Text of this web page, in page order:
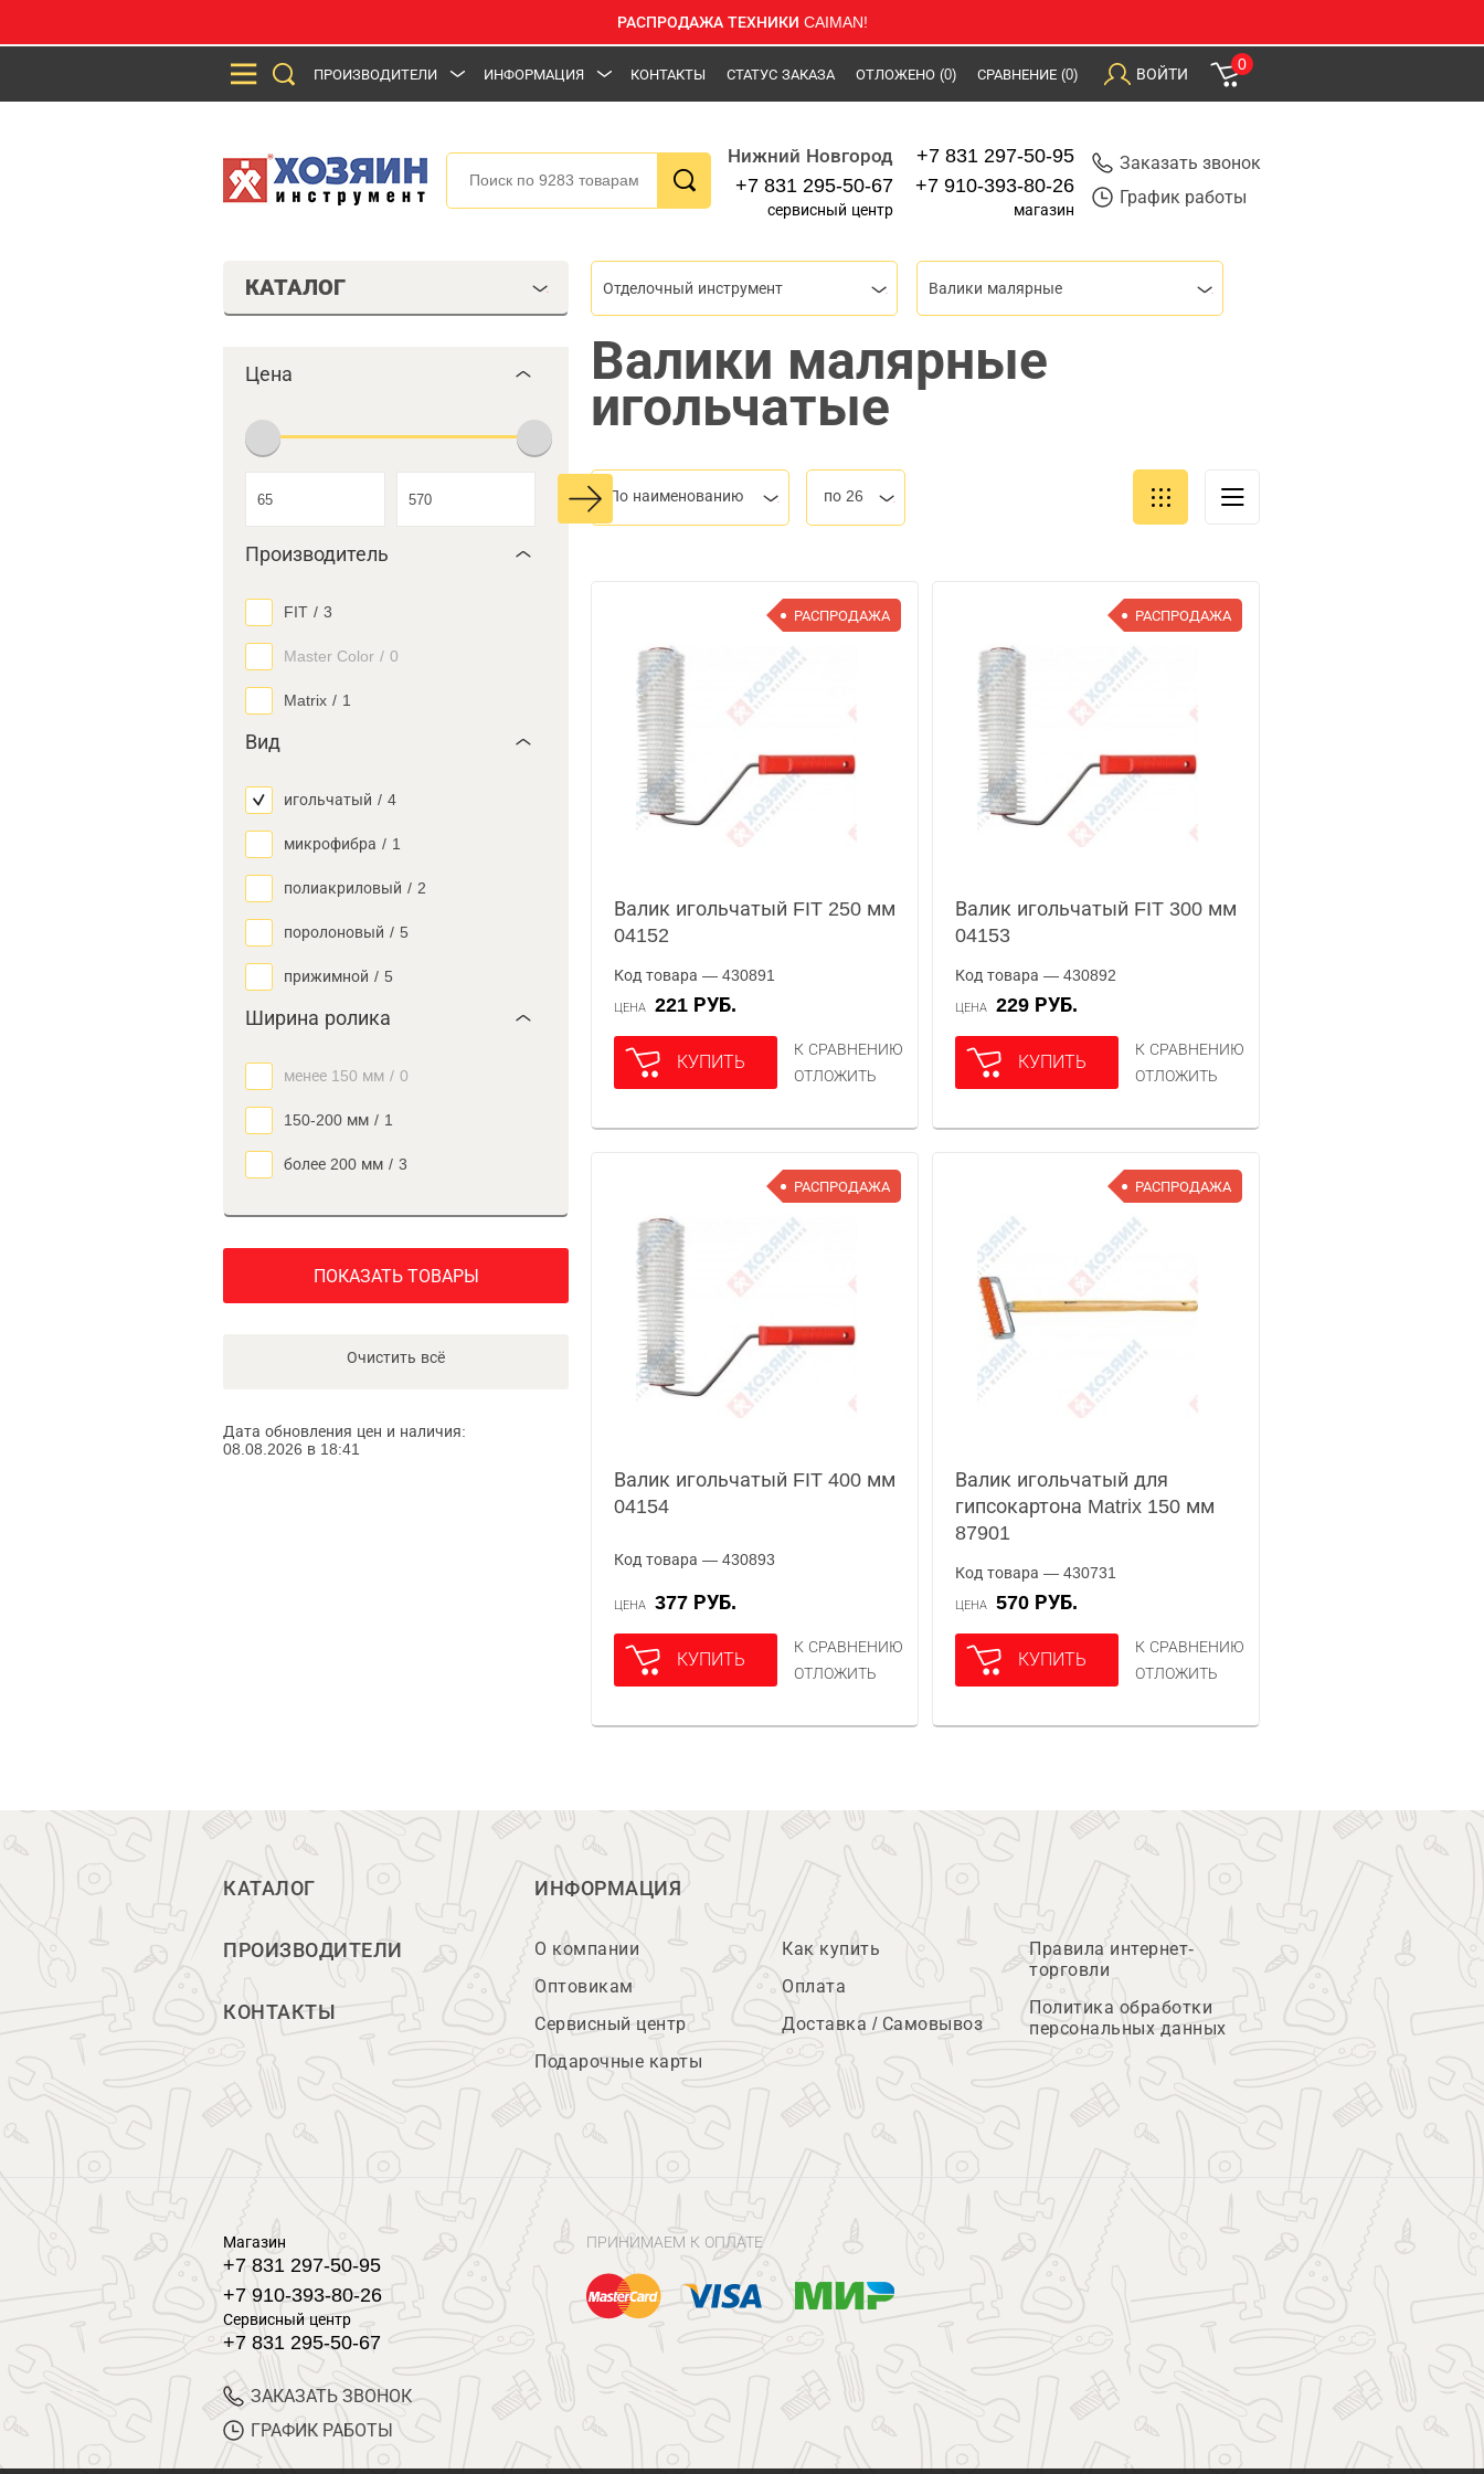
РАСПРОДАЖА ТЕХНИКИ CAIMAN!
ПРОИЗВОДИТЕЛИ ИНФОРМАЦИЯ КОНТАКТЫ СТАТУС ЗАКАЗА ОТЛОЖЕНО (0) СРАВНЕНИЕ (0) ВОЙТИ
0
Нижний Новгород
+7 831 295-50-67
сервисный центр
+7 831 297-50-95
+7 910-393-80-26
магазин
Заказать звонок
График работы
КАТАЛОГ
Цена
Производитель
FIT / 3
Master Color / 0
Matrix / 1
Вид
игольчатый / 4
микрофибра / 1
полиакриловый / 2
поролоновый / 5
прижимной / 5
Ширина ролика
менее 150 мм / 0
150-200 мм / 1
более 200 мм / 3
ПОКАЗАТЬ ТОВАРЫ
Очистить всё
Дата обновления цен и наличия:
08.08.2026 в 18:41
Отделочный инструмент Валики малярные
Валики малярные
игольчатые
По наименованию по 26
РАСПРОДАЖА
Валик игольчатый FIT 250 мм
04152
Код товара — 430891
ЦЕНА 221 РУБ.
КУПИТЬ
К СРАВНЕНИЮ
ОТЛОЖИТЬ
РАСПРОДАЖА
Валик игольчатый FIT 300 мм
04153
Код товара — 430892
ЦЕНА 229 РУБ.
КУПИТЬ
К СРАВНЕНИЮ
ОТЛОЖИТЬ
РАСПРОДАЖА
Валик игольчатый FIT 400 мм
04154
Код товара — 430893
ЦЕНА 377 РУБ.
КУПИТЬ
К СРАВНЕНИЮ
ОТЛОЖИТЬ
РАСПРОДАЖА
Валик игольчатый для
гипсокартона Matrix 150 мм
87901
Код товара — 430731
ЦЕНА 570 РУБ.
КУПИТЬ
К СРАВНЕНИЮ
ОТЛОЖИТЬ
КАТАЛОГ
ПРОИЗВОДИТЕЛИ
КОНТАКТЫ
ИНФОРМАЦИЯ
О компании
Оптовикам
Сервисный центр
Подарочные карты
Как купить
Оплата
Доставка / Самовывоз
Правила интернет-
торговли
Политика обработки
персональных данных
Магазин
+7 831 297-50-95
+7 910-393-80-26
Сервисный центр
+7 831 295-50-67
ЗАКАЗАТЬ ЗВОНОК
ГРАФИК РАБОТЫ
ПРИНИМАЕМ К ОПЛАТЕ